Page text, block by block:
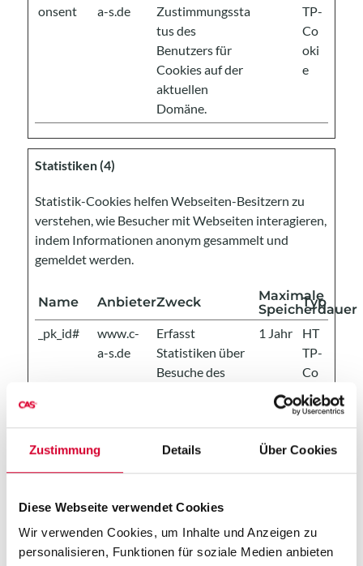
Zustimmung Details Über Cookies
Diese Webseite verwendet Cookies
Wir verwenden Cookies, um Inhalte und Anzeigen zu
personalisieren, Funktionen für soziale Medien anbieten
onsent
a-s.de
Zustimmungssta
tus des
Benutzers für
Cookies auf der
aktuellen
Domäne.
TP-
Co
oki
e
Statistiken (4)
Statistik-Cookies helfen Webseiten-Besitzern zu
verstehen, wie Besucher mit Webseiten interagieren,
indem Informationen anonym gesammelt und
gemeldet werden.
Name AnbieterZweck
Maximale
Speicherdauer
Typ
_pk_id#
www.c-
a-s.de
Erfasst
Statistiken über
Besuche des
z. B. die Anzahl
der Besuche,
durchschnittlich
auf der Website
und welche
Seiten gelesen
1 Jahr
HT
TP-
Co
oki
e